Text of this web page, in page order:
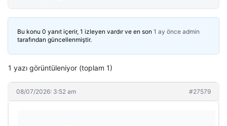
Bu konu 0 yanıt içerir, 1 izleyen vardır ve en son 1 ay önce admin
tarafından güncellenmiştir.
1 yazı görüntüleniyor (toplam 1)
08/07/2026: 3:52 am #27579